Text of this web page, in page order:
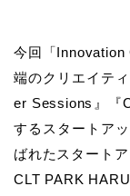
今回「Innovation
端のクリエイテ
er Sessions』『
するスタートア
ばれたスタート
CLT PARK